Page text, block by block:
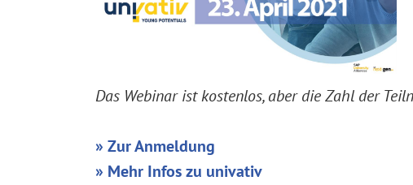
Das Webinar ist kostenlos, aber die Zahl der
» Zur Anmeldung
» Mehr Infos zu univativ